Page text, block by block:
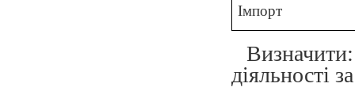
Імпорт
діяльності